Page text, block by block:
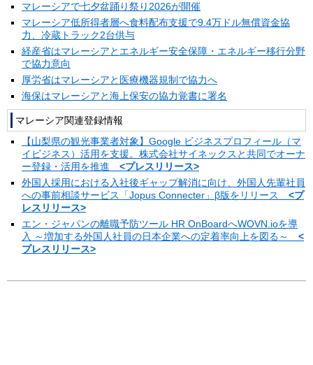
マレーシアで七夕盆踊り祭り2026が開催
マレーシア低所得者層へ食料配布支援で9.4万ドル無償資金協
力、冷蔵トラック2台供与
経産省はマレーシアとエネルギー安全保障・エネルギー移行分野
で協力意向
厚労省はマレーシアと医療機器規制で協力へ
海保はマレーシアと海上保安の協力覚書に署名
マレーシア関連登録情報
【山梨県の観光事業者対象】Google ビジネスプロフィール（マ
イビジネス）活用を支援。株式会社サイネックスと共同でオーナ
ー登録・活用を推進 <プレスリリース>
外国人採用における入社後ギャップ解消に向け、外国人先輩社員
への事前相談サービス「Jopus Connecter」β版をリリース <プ
レスリリース>
エン・ジャパンの離職予防ツール HR OnBoardへWOVN.ioを導
入 ～増加する外国人社員の日本企業への定着率向上を図る～ <
プレスリリース>